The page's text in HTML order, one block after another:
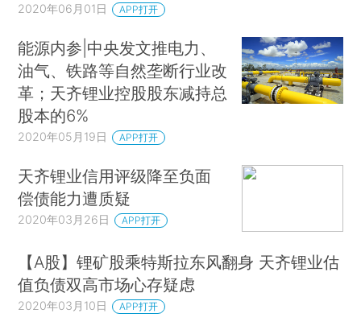
2020年06月01日 APP打开
能源内参|中央发文推电力、
油气、铁路等自然垄断行业改
革；天齐锂业控股股东减持总
股本的6%
2020年05月19日 APP打开
天齐锂业信用评级降至负面
偿债能力遭质疑
2020年03月26日 APP打开
【A股】锂矿股乘特斯拉东风翻身 天齐锂业估
值负债双高市场心存疑虑
2020年03月10日 APP打开